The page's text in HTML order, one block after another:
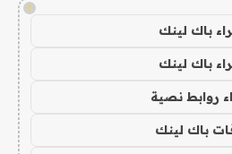
!
باك لينك
باك لينك
روابط نصية
باك لينك